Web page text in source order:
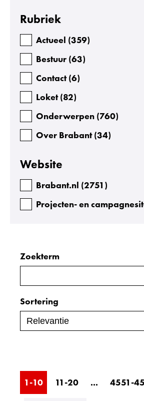
Rubriek
Actueel (359)
Bestuur (63)
Contact(6)
Loket(82)
Onderwerpen (760)
Over Brabant(34)
Website
Brabant.nl (2751 )
Projecten- en
Zoeken
de
index
Zoekterm
Sortering
1-10 11-20 ... 4551-